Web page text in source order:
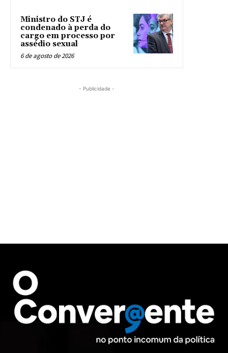
Ministro do STJ é
condenado à perda do
cargo em processo por
assédio sexual
6 de agosto de 2026
- Publicidade -